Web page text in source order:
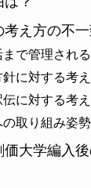
え方の不一
で管理され
に対する考
に対する考
の取り組み姿
価大学編入